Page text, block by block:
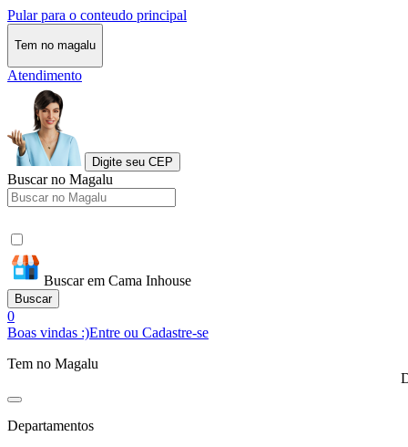
Pular para o conteudo principal
Tem no magalu
Atendimento
Digite seu CEP
Buscar no Magalu
Buscar em Cama Inhouse
Buscar
0
Boas vindas :)Entre ou Cadastre-se
Tem no Magalu
Departamentos